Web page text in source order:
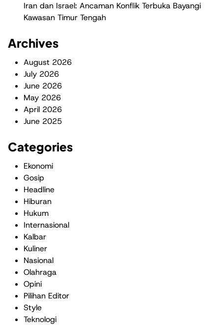
Iran dan Israel: Ancaman Konflik Terbuka Bayangi
Kawasan Timur Tengah
Archives
August 2026
July 2026
June 2026
May 2026
April 2026
June 2025
Categories
Ekonomi
Gosip
Headline
Hiburan
Hukum
Internasional
Kalbar
Kuliner
Nasional
Olahraga
Opini
Pilihan Editor
Style
Teknologi